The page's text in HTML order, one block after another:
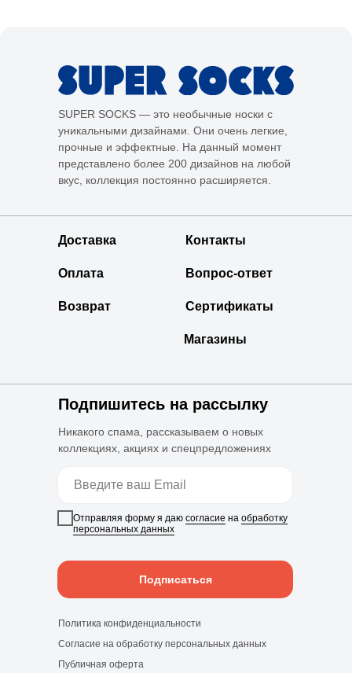
SUPER SOCKS — это необычные носки с
уникальными дизайнами. Они очень легкие,
прочные и эффектные. На данный момент
представлено более 200 дизайнов на любой
вкус, коллекция постоянно расширяется.
Оплата
Доставка
Вопрос-ответ
Политика конфиденциальности
Согласие на обработку персональных данных
Публичная оферта
Контакты
Возврат
Подпишитесь на рассылку
Отправляя форму я даю согласие на обработку
персональных данных
Подписаться
Никакого спама, рассказываем о новых
коллекциях, акциях и спецпредложениях
Сертификаты
Магазины